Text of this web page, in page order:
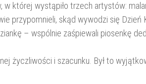
której wystąpiło trzech artystów:
przypomnieli, skąd wywodzi się Dzień
– wspólnie zaśpiewali piosenkę
życzliwości i szacunku. Był to